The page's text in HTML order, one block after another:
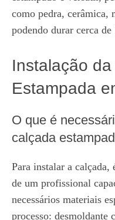
como pedra, cerâmica,
podendo durar cerca de
Instalação
Estampada
O que é
calçada
Para instalar a calçada,
de um profissional
necessários materiais
processo: desmoldante